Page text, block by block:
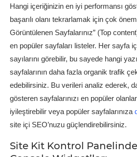
Hangi içeriğinizin en iyi performansı
başarılı olanı tekrarlamak için çok
Görüntülenen Sayfalarınız” (Top
en popüler sayfaları listeler. Her sayfa
sayılarını görebilir, bu sayede hangi
sayfalarının daha fazla organik trafik
edebilirsiniz. Bu verileri analiz ederek,
gösteren sayfalarınızı en popüler
iyileştirebilir veya popüler sayfalarınıza
site içi SEO’nuzu güçlendirebilirsiniz.
Site Kit Kontrol